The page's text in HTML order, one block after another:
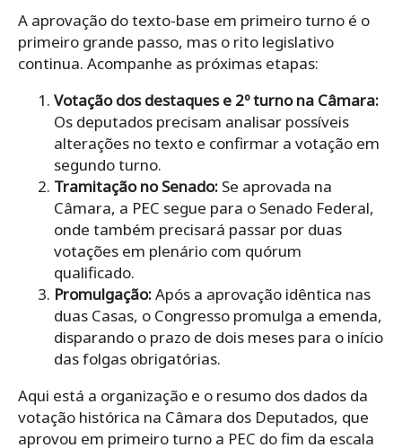
A aprovação do texto-base em primeiro turno é o
primeiro grande passo, mas o rito legislativo
continua. Acompanhe as próximas etapas:
Votação dos destaques e 2º turno na Câmara:
Os deputados precisam analisar possíveis
alterações no texto e confirmar a votação em
segundo turno.
Tramitação no Senado: Se aprovada na
Câmara, a PEC segue para o Senado Federal,
onde também precisará passar por duas
votações em plenário com quórum
qualificado.
Promulgação:Após a aprovação idêntica nas
duas Casas, o Congresso promulga a emenda,
disparando o prazo de dois meses para o início
das folgas obrigatórias.
Aqui está a organização e o resumo dos dados da
votação histórica na Câmara dos Deputados, que
aprovou em primeiro turno a PEC do fim da escala